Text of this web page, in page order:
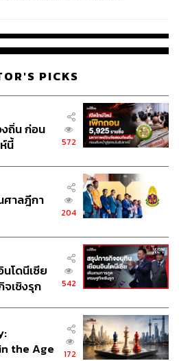
PICKS
ถิ่น ก่อน
นี้
572
ศาลฎีกา
204
โดนีเซีย
เชิงรุก
542
the Age
172